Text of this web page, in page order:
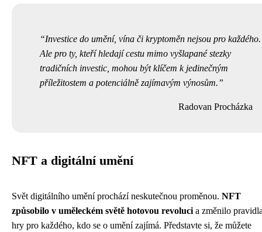
Investice do umění, vína či kryptoměn nejsou pro každého.
Ale pro ty, kteří hledají cestu mimo vyšlapané stezky
tradičních investic, mohou být klíčem k jedinečným
příležitostem a potenciálně zajímavým výnosům.
Radovan Procházka
NFT a digitální umění
Svět digitálního umění prochází neskutečnou proměnou. NFT
způsobilo v uměleckém světě hotovou revoluci a změnilo
hry pro každého, kdo se o umění zajímá. Představte si, že můžete